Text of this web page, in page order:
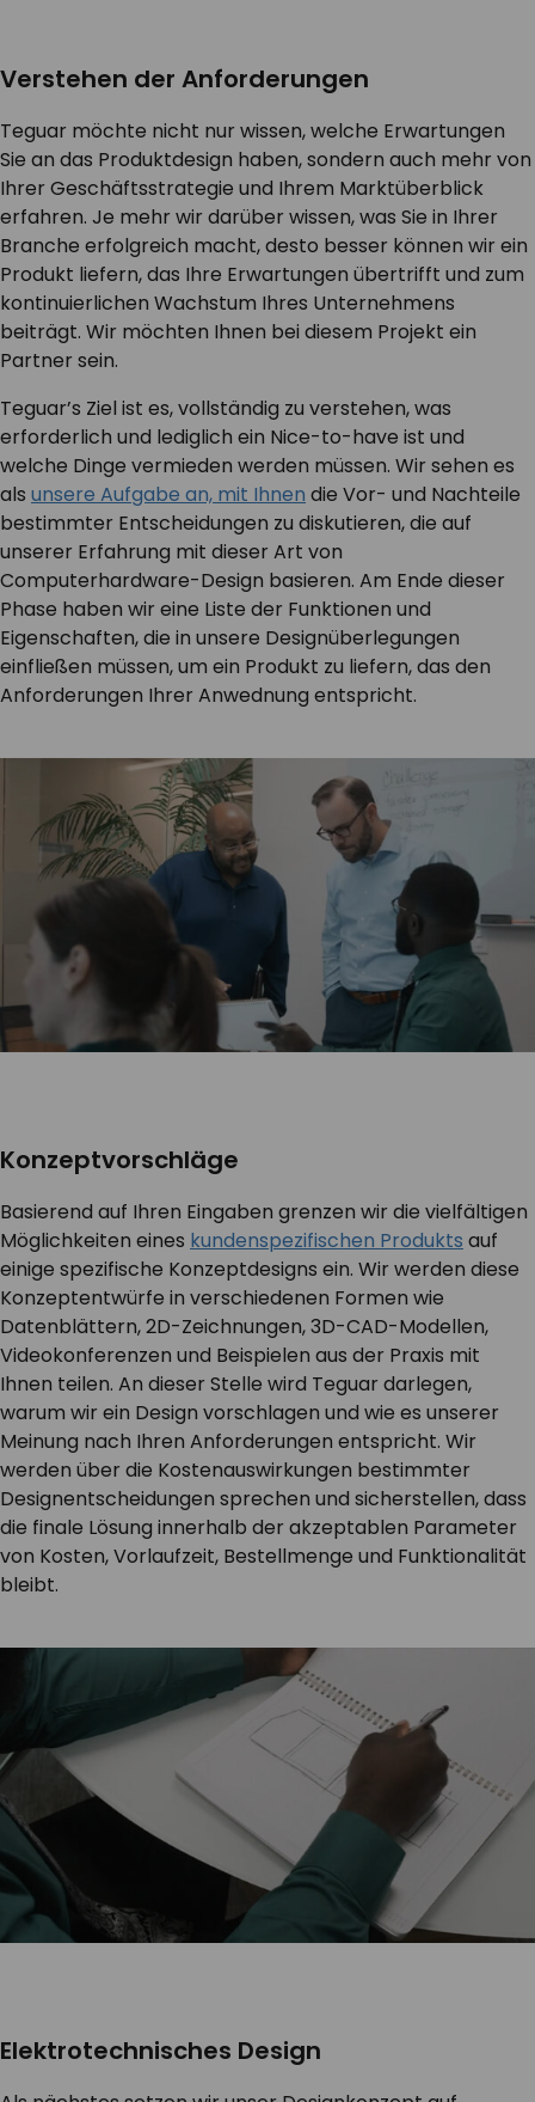
Verstehen der Anforderungen
Teguar möchte nicht nur wissen, welche Erwartungen
Sie an das Produktdesign haben, sondern auch mehr von
Ihrer Geschäftsstrategie und Ihrem Marktüberblick
erfahren. Je mehr wir darüber wissen, was Sie in Ihrer
Branche erfolgreich macht, desto besser können wir ein
Produkt liefern, das Ihre Erwartungen übertrifft und zum
kontinuierlichen Wachstum Ihres Unternehmens
beiträgt. Wir möchten Ihnen bei diesem Projekt ein
Partner sein.
Teguar’s Ziel ist es, vollständig zu verstehen, was
erforderlich und lediglich ein Nice-to-have ist und
welche Dinge vermieden werden müssen. Wir sehen es
als unsere Aufgabe an, mit Ihnen die Vor- und Nachteile
bestimmter Entscheidungen zu diskutieren, die auf
unserer Erfahrung mit dieser Art von
Computerhardware-Design basieren. Am Ende dieser
Phase haben wir eine Liste der Funktionen und
Eigenschaften, die in unsere Designüberlegungen
einfließen müssen, um ein Produkt zu liefern, das den
Anforderungen Ihrer Anwednung entspricht.
Konzeptvorschläge
Basierend auf Ihren Eingaben grenzen wir die vielfältigen
Möglichkeiten eines kundenspezifischen Produkts auf
einige spezifische Konzeptdesigns ein. Wir werden diese
Konzeptentwürfe in verschiedenen Formen wie
Datenblättern, 2D-Zeichnungen, 3D-CAD-Modellen,
Videokonferenzen und Beispielen aus der Praxis mit
Ihnen teilen. An dieser Stelle wird Teguar darlegen,
warum wir ein Design vorschlagen und wie es unserer
Meinung nach Ihren Anforderungen entspricht. Wir
werden über die Kostenauswirkungen bestimmter
Designentscheidungen sprechen und sicherstellen, dass
die finale Lösung innerhalb der akzeptablen Parameter
von Kosten, Vorlaufzeit, Bestellmenge und Funktionalität
bleibt.
Elektrotechnisches Design